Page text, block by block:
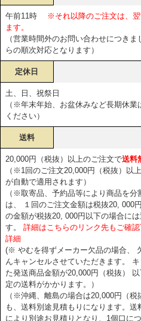
2.原則的に商品発注後のキャンセル
3.ID・パスワードを使用し行われた
会員の発注と判断します。
第6条（不良・良品返品）
原則的にお客様都合による良品返品
やむを得ない事情がある場合には、
様負担にてお受けできる場合があり
ご連絡下さい。
不良の商品につきましては、商品到
以内にご連絡をお願い致します。期
合には返品対応はできかねますので
品を返送された場合には、返金等
良品に対しては当該不良商品自体の
自体のご返金のみの対応となります
第7条（サービスの中止）
1.当サイトのサービスは予告なく、
止することができます。
2.サービスの変更・中止に発生する
任を負わないものとします。
第8条（販売規約）
1.当社取扱い商品には、ネット販売
ます。それらについては、通常の会
お断りさせていただく場合がありま
2.取扱い商品のうちメーカーの販売
お願いしている商材については、ご
するものとします。
午前11時
※それ以降のご注文は、
ます。
（営業時間外のお問い合わせにつき
らの順次対応となります）
定休日
土、日、祝祭日
（※年末年始、お盆休みなど長期休業
ください）
送料
20,000円（税抜）以上のご注文で送料
（※1回のご注文20,000円（税抜）以
が自動で適用されます）
（※取寄品、予約品等により商品を分
は、 １回のご注文金額は税抜20, 000
の金額が税抜20, 000円以下の場合に
す。
詳細はこちらのリンク先もご確
詳細
(※ やむを得ずメーカー欠品の場合、
んキャンセルさせていただきます。
た発送商品金額が20,000円（税抜）
定の送料がかかります。）
（※沖縄、離島の場合は20,000円（税
も、送料別途見積もりになります。送
により別途お見積りとなり、1個口に